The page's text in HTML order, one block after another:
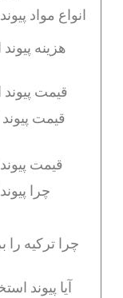
انواع مواد
هزینه
قیمت پیوند
قیمت
قیمت
چرا
چرا ترکیه را
آیا پیوند